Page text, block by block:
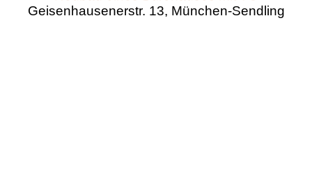
Geisenhausenerstr. 13, München-Sendling